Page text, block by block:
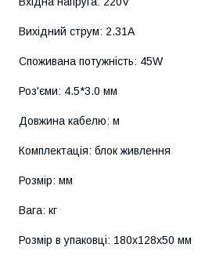
Вихідний струм: 2.31A
Споживана потужність: 45W
Роз'єми: 4.5*3.0 мм
Довжина кабелю: м
Комплектація: блок живлення
Розмір: мм
Вага: кг
Розмір в упаковці: 180х128х50 мм